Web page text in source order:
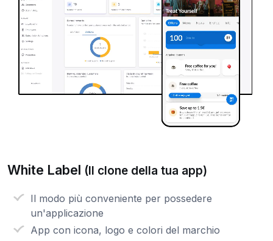
White Label (Il clone della tua app)
Il modo più conveniente per possedere
un'applicazione
App con icona, logo e colori del marchio